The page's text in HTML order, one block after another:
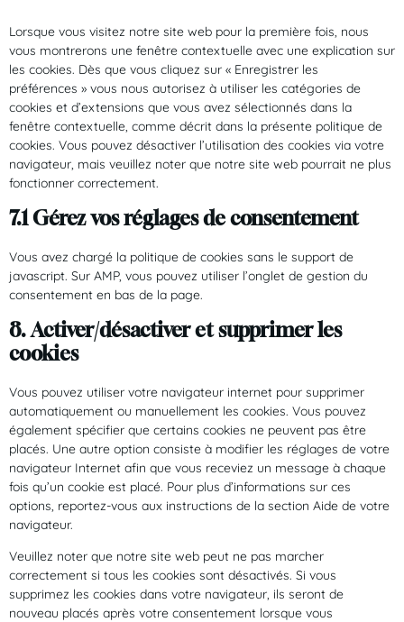
Lorsque vous visitez notre site web pour la première fois, nous
vous montrerons une fenêtre contextuelle avec une explication sur
les cookies. Dès que vous cliquez sur « Enregistrer les
préférences » vous nous autorisez à utiliser les catégories de
cookies et d’extensions que vous avez sélectionnés dans la
fenêtre contextuelle, comme décrit dans la présente politique de
cookies. Vous pouvez désactiver l’utilisation des cookies via votre
navigateur, mais veuillez noter que notre site web pourrait ne plus
fonctionner correctement.
7.1 Gérez vos réglages de consentement
Vous avez chargé la politique de cookies sans le support de
javascript. Sur AMP, vous pouvez utiliser l’onglet de gestion du
consentement en bas de la page.
8. Activer/désactiver et supprimer les
cookies
Vous pouvez utiliser votre navigateur internet pour supprimer
automatiquement ou manuellement les cookies. Vous pouvez
également spécifier que certains cookies ne peuvent pas être
placés. Une autre option consiste à modifier les réglages de votre
navigateur Internet afin que vous receviez un message à chaque
fois qu’un cookie est placé. Pour plus d’informations sur ces
options, reportez-vous aux instructions de la section Aide de votre
navigateur.
Veuillez noter que notre site web peut ne pas marcher
correctement si tous les cookies sont désactivés. Si vous
supprimez les cookies dans votre navigateur, ils seront de
nouveau placés après votre consentement lorsque vous